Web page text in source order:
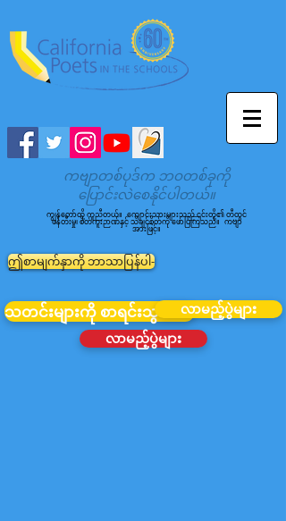
ကဗျာတစ်ပုဒ်က ဘဝတစ်ခုကို
ပြောင်းလဲစေနိုင်ပါတယ်။
ကျွန်တော်တို့ ကူညီတယ်။ ကျောင်းသားများသည် ၎င်းတို့၏ တီထွင်
ဖန်တီးမှု၊ စိတ်ကူးဉာဏ်နှင့် သိချင်စိတ်ကို ဖော်ပြကြသည်။ ကဗျာ
အားဖြင့်။
ဤစာမျက်နှာကို ဘာသာပြန်ပါ-
သတင်းများကို စာရင်းသွင်းပါ။လာမည့်ပွဲများ
လာမည့်ပွဲများ